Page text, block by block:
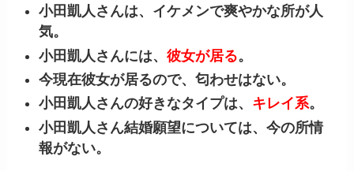
小田凱人さんは、イケメンで爽やかな所が人
気。
小田凱人さんには、彼女が居る。
今現在彼女が居るので、匂わせはない。
小田凱人さんの好きなタイプは、 キレイ系。
小田凱人さん結婚願望については、今の所情
報がない。